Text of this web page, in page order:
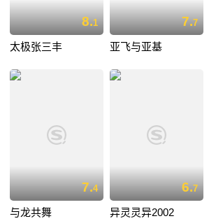
8.1
太极张三丰
7.7
亚飞与亚基
7.4
与龙共舞
6.7
异灵灵异2002